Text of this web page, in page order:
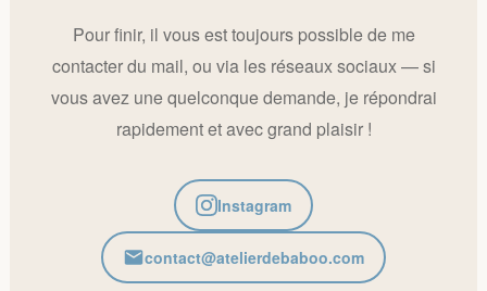
Pour finir, il vous est toujours possible de me
contacter du mail, ou via les réseaux sociaux — si
vous avez une quelconque demande, je répondrai
rapidement et avec grand plaisir !
Instagram
contact@atelierdebaboo.com